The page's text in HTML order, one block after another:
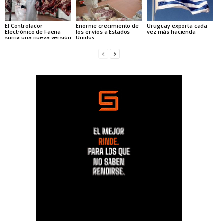
El Controlador
Electrónico de Faena
suma una nueva versión
Enorme crecimiento de
los envíos a Estados
Unidos
Uruguay exporta cada
vez más hacienda